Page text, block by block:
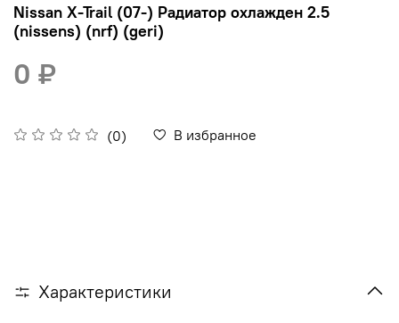
Nissan X-Trail (07-) Радиатор охлажден 2.5
(nissens) (nrf) (geri)
(0) В избранное
0 ₽
Характеристики